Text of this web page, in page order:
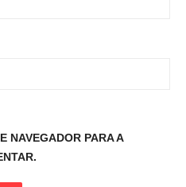
NAVEGADOR PARA A